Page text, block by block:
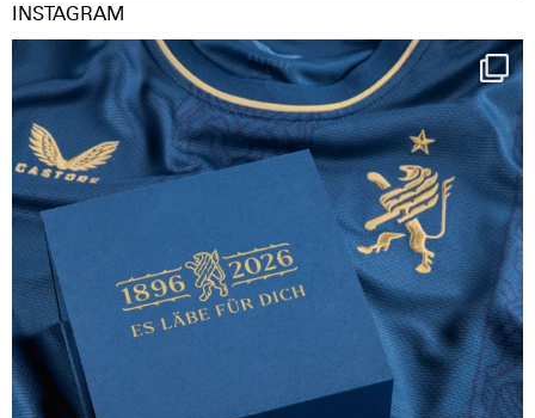
INSTAGRAM
Happy Birthday FCZ
130 years filled ...
127
3